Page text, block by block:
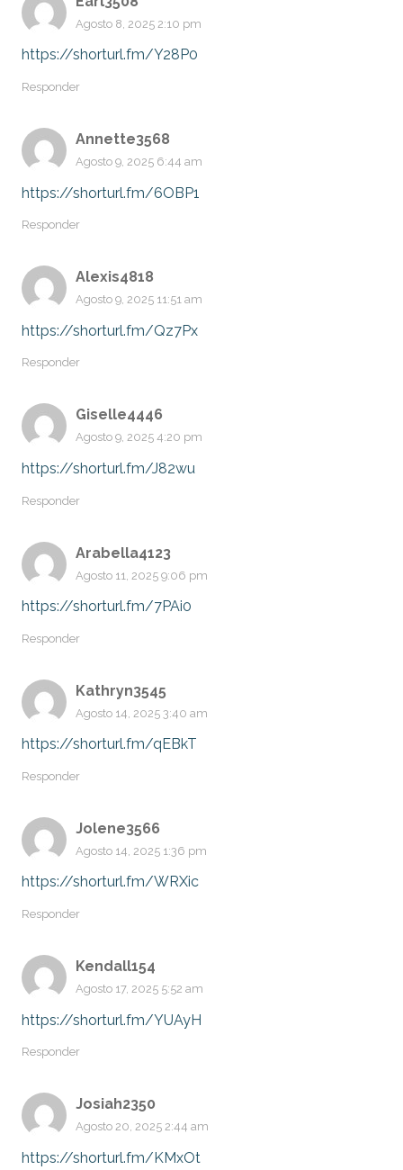
Agosto 8, 2025 2:10 pm
https://shorturl.fm/Y28P0
Responder
Annette3568
Agosto 9, 2025 6:44 am
https://shorturl.fm/6OBP1
Responder
Alexis4818
Agosto 9, 2025 11:51 am
https://shorturl.fm/Qz7Px
Responder
Giselle4446
Agosto 9, 2025 4:20 pm
https://shorturl.fm/J82wu
Responder
Arabella4123
Agosto 11, 2025 9:06 pm
https://shorturl.fm/7PAi0
Responder
Kathryn3545
Agosto 14, 2025 3:40 am
https://shorturl.fm/qEBkT
Responder
Jolene3566
Agosto 14, 2025 1:36 pm
https://shorturl.fm/WRXic
Responder
Kendall154
Agosto 17, 2025 5:52 am
https://shorturl.fm/YUAyH
Responder
Josiah2350
Agosto 20, 2025 2:44 am
https://shorturl.fm/KMxOt